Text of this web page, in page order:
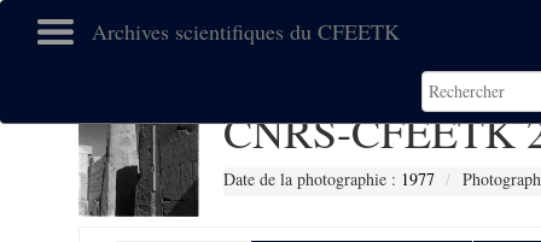
Archives scientifiques du CFEETK
CNRS-CFEETK
Date de la photographie : 1977